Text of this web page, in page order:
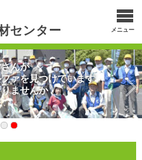
センター メニュー
んが
ァを見つけています
ませんか